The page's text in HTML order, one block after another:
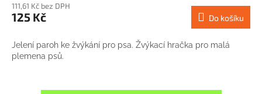
111,61 Kč bez DPH
125 Kč Do košíku
Jelení paroh ke žvýkání pro psa. Žvýkací hračka pro malá
plemena psů.